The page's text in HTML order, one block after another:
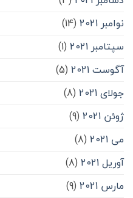
نوامبر 2021
(14)
سپتامبر 2021
(1)
آگوست 2021
(5)
جولای 2021
(8)
ژوئن 2021
(9)
می 2021
(8)
آوریل 2021
(8)
مارس 2021
(9)